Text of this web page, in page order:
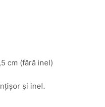
cm (fără inel)
și inel.